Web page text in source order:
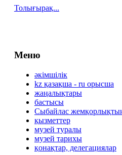
Толығырақ...
Меню
әкімшілік
kz қазақша - ru орысша
жаңалықтары
бастысы
Сыбайлас
қызметтер
музей туралы
музей тарихы
қонақтар, делегациялар